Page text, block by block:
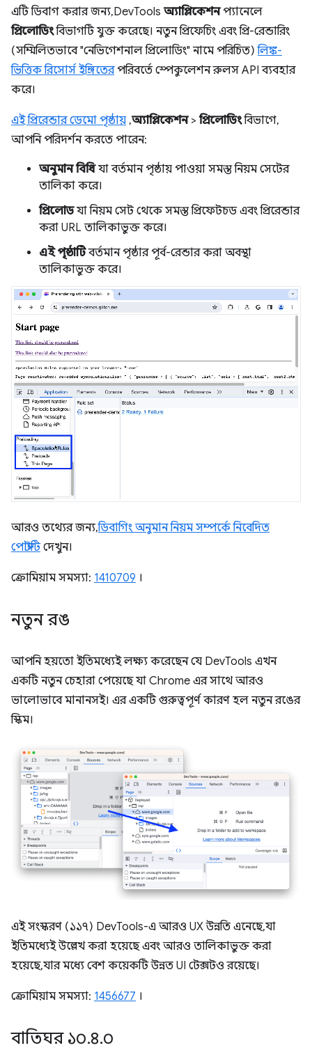
এটি ডিবাগ করার জন্য, DevTools অ্যাপ্লিকেশনপ্যানেলে
প্রিলোডিংবিভাগটি যুক্ত করেছে। নতুন প্রিফেচিং এবং প্রি-রেন্ডারিং
(সম্মিলিতভাবে "নেভিগেশনাল প্রিলোডিং" নামে পরিচিত)লিঙ্ক-
ভিত্তিক রিসোর্স ইঙ্গিতেরপরিবর্তে স্পেকুলেশন রুলস API ব্যবহার
করে।
এই প্রিরেন্ডার ডেমো পৃষ্ঠায় ,অ্যাপ্লিকেশন>প্রিলোডিংবিভাগে,
আপনি পরিদর্শন করতে পারেন:
অনুমান বিধিযা বর্তমান পৃষ্ঠায় পাওয়া সমস্ত নিয়ম সেটের
তালিকা করে।
প্রিলোডযা নিয়ম সেট থেকে সমস্ত প্রিফেটচড এবং প্রিরেন্ডার
করা URL তালিকাভুক্ত করে।
এই পৃষ্ঠাটিবর্তমান পৃষ্ঠার পূর্ব-রেন্ডার করা অবস্থা
তালিকাভুক্ত করে।
আরও তথ্যের জন্য,ডিবাগিং অনুমান নিয়ম সম্পর্কে নিবেদিত
পোস্টটিদেখুন।
ক্রোমিয়াম সমস্যা: 1410709 ।
নতুন রঙ
আপনি হয়তো ইতিমধ্যেই লক্ষ্য করেছেন যে DevTools এখন
একটি নতুন চেহারা পেয়েছে যা Chrome এর সাথে আরও
ভালোভাবে মানানসই। এর একটি গুরুত্বপূর্ণ কারণ হল নতুন রঙের
স্কিম।
এই সংস্করণ (১১৭) DevTools-এ আরও UX উন্নতি এনেছে, যা
ইতিমধ্যেই উল্লেখ করা হয়েছে এবং আরও তালিকাভুক্ত করা
হয়েছে, যার মধ্যে বেশ কয়েকটি উন্নত UI টেক্সটও রয়েছে।
ক্রোমিয়াম সমস্যা: 1456677 ।
বাতিঘর ১০.৪.০